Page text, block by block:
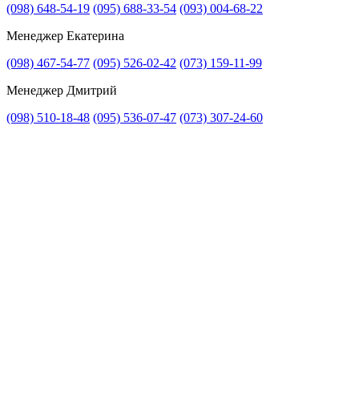
(098) 648-54-19 (095) 688-33-54 (093) 004-68-22
Менеджер Екатерина
(098) 467-54-77 (095) 526-02-42 (073) 159-11-99
Менеджер Дмитрий
(098) 510-18-48 (095) 536-07-47 (073) 307-24-60